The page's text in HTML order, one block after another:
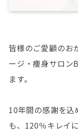
皆様のご愛顧のお
ージ・痩身サロ
ます。
10年間の感謝を込
も、120％キレイ